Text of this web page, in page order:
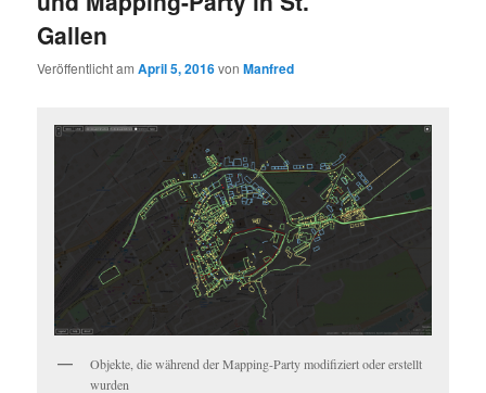
Gallen
Veröffentlicht amApril 5, 2016vonManfred
Objekte, die während der Mapping-Party modifiziert oder erstellt
wurden